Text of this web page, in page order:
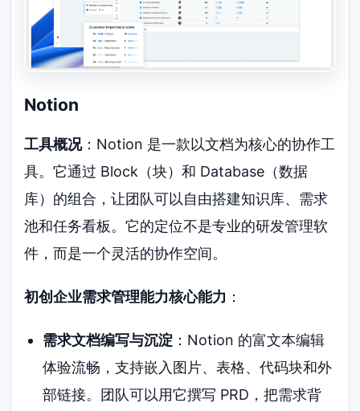
Notion
工具概况：Notion 是一款以文档为核心的协作工
具。它通过 Block（块）和 Database（数据
库）的组合，让团队可以自由搭建知识库、需求
池和任务看板。它的定位不是专业的研发管理软
件，而是一个灵活的协作空间。
初创企业需求管理能力核心能力 ：
需求文档编写与沉淀：Notion 的富文本编辑
体验流畅，支持嵌入图片、表格、代码块和外
部链接。团队可以用它撰写 PRD，把需求背